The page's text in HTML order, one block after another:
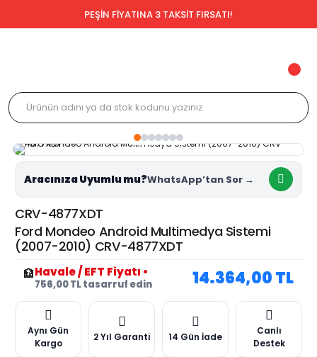
PEŞİN FİYATINA 3 TAKSİT FIRSATI!
Aracınıza Uyumlu mu?
CRV-4877XDT
Ford Mondeo Android Multimedya Sistemi
(2007-2010) CRV-4877XDT
🏦Havale / EFT Fiyatı •
756,00 TL tasarruf edin 14.364,00 TL
Aynı Gün
Kargo
2 Yıl Garanti 14 Gün İade
Canlı
Destek